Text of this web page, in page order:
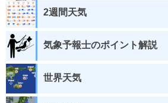
2週間天気
気象予報士のポイント解説
世界天気